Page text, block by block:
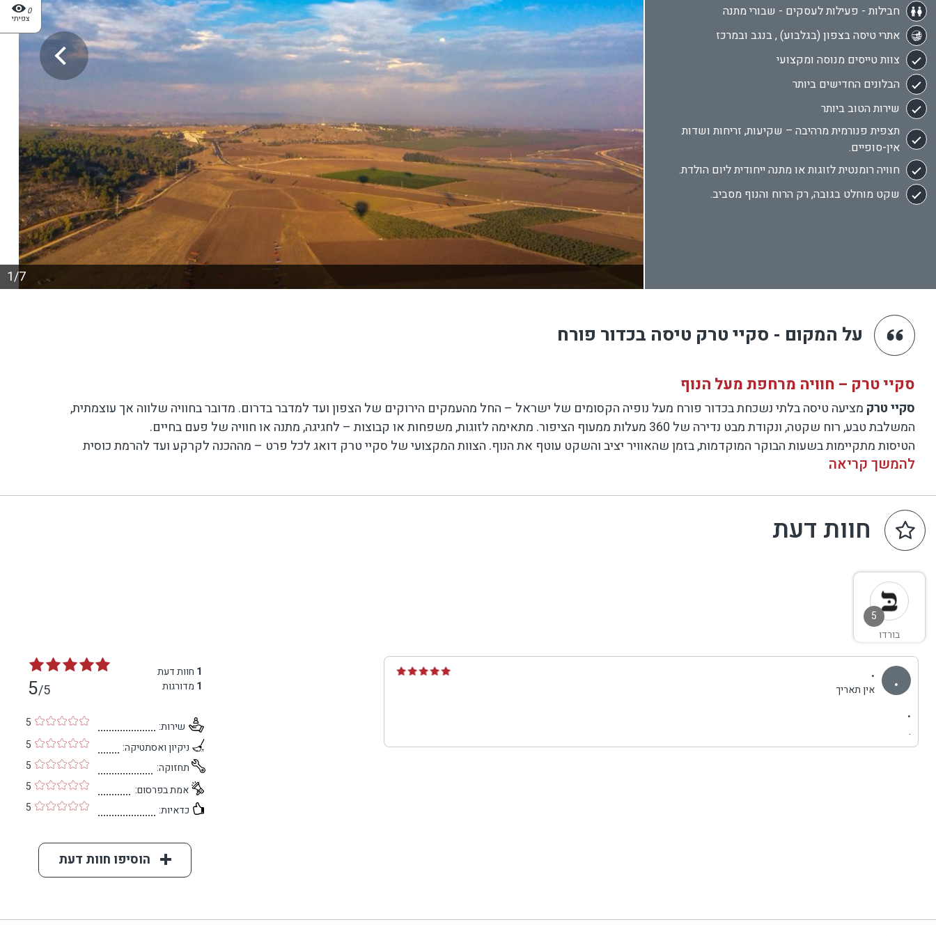
0
צפיתי
1/7
חבילות - פעילות לעסקים - שבורי מתנה
אתרי טיסה בצפון (בגלבוע) , בנגב ובמרכז
צוות טייסים מנוסה ומקצועי
הבלונים החדישים ביותר
שירות הטוב ביותר
תצפית פנורמית מרהיבה – שקיעות, זריחות ושדות
אין-סופיים.
חוויה רומנטית לזוגות או מתנה ייחודית ליום הולדת.
שקט מוחלט בגובה, רק הרוח והנוף מסביב.
על המקום - סקיי טרק טיסה בכדור פורח
סקיי טרק – חוויה מרחפת מעל הנוף
סקיי טרק מציעה טיסה בלתי נשכחת בכדור פורח מעל נופיה הקסומים של ישראל – החל מהעמקים הירוקים של הצפון ועד למדבר בדרום. מדובר בחוויה שלווה אך עוצמתית,
המשלבת טבע, רוח שקטה, ונקודת מבט נדירה של 360 מעלות ממעוף הציפור. מתאימה לזוגות, משפחות או קבוצות – לחגיגה, מתנה או חוויה של פעם בחיים.
הטיסות מתקיימות בשעות הבוקר המוקדמות, בזמן שהאוויר יציב והשקט עוטף את הנוף. הצוות המקצועי של סקיי טרק דואג לכל פרט – מההכנה לקרקע ועד להרמת כוסית
באוויר.
טיסות חוויה אינטימיות בכדורים פורחים למשפחות, קבוצות וזוגות רומנטיים.
להמשך קריאה
חוות דעת
5
בורדו
.
.
אין תאריך
.
.
1 חוות דעת
1 מדורגות 5/5
שירות:
5
ניקיון ואסתטיקה:
5
תחזוקה:
5
אמת בפרסום:
5
כדאיות:
5
הוסיפו חוות דעת